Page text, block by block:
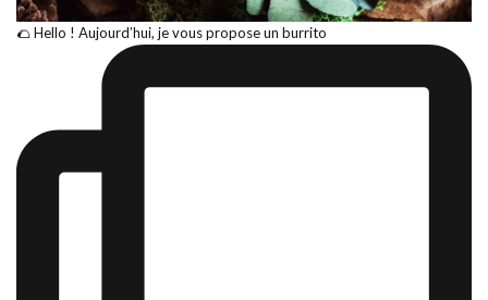
🌮 Hello ! Aujourd’hui, je vous propose un burrito